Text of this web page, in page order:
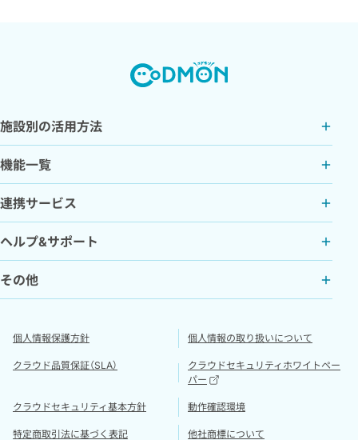
施設別の活用方法
機能一覧
連携サービス
ヘルプ&サポート
その他
個人情報保護方針 個人情報の取り扱いについて
クラウド品質保証（SLA）
クラウドセキュリティホワイトペー
パー
クラウドセキュリティ基本方針 動作確認環境
特定商取引法に基づく表記 他社商標について